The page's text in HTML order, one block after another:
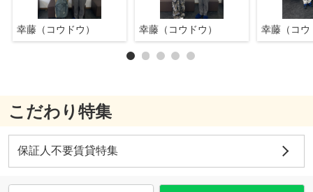
幸藤（コウドウ） 幸藤（コウドウ） 幸藤（コウ
こだわり特集
保証人不要賃貸特集